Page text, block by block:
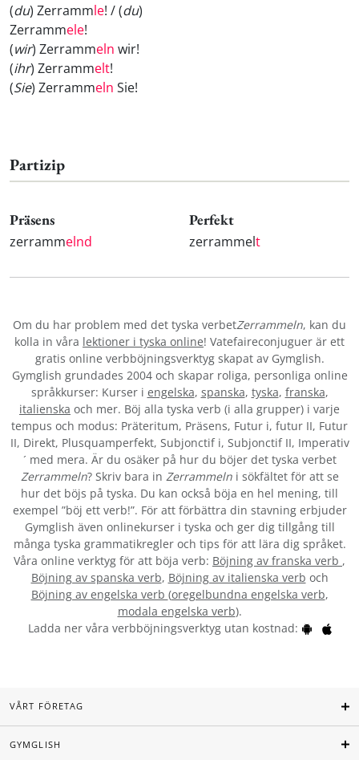
(du) Zerrammle! / (du)
Zerrammele!
(wir) Zerrammeln wir!
(ihr) Zerrammelt!
(Sie) Zerrammeln Sie!
Partizip
Präsens
zerrammelnd
Perfekt
zerrammelt
Om du har problem med det tyska verbetZerrammeln, kan du
kolla in våra lektioner i tyska online! Vatefaireconjuguer är ett
gratis online verbböjningsverktyg skapat av Gymglish.
Gymglish grundades 2004 och skapar roliga, personliga online
språkkurser: Kurser i engelska, spanska, tyska, franska,
italienska och mer. Böj alla tyska verb (i alla grupper) i varje
tempus och modus: Präteritum, Präsens, Futur i, futur II, Futur
II, Direkt, Plusquamperfekt, Subjonctif i, Subjonctif II, Imperativ
´ med mera. Är du osäker på hur du böjer det tyska verbet
Zerrammeln? Skriv bara in Zerrammelni sökfältet för att se
hur det böjs på tyska. Du kan också böja en hel mening, till
exempel ”böj ett verb!”. För att förbättra din stavning erbjuder
Gymglish även onlinekurser i tyska och ger dig tillgång till
många tyska grammatikregler och tips för att lära dig språket.
Våra online verktyg för att böja verb: Böjning av franska verb ,
Böjning av spanska verb, Böjning av italienska verb och
Böjning av engelska verb (oregelbundna engelska verb,
modala engelska verb).
Ladda ner våra verbböjningsverktyg utan kostnad:
VÅRT FÖRETAG
GYMGLISH